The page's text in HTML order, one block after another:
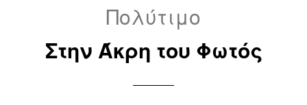
Πολύτιμο
Στην Άκρη του Φωτός